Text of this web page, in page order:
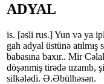
ADYAL
is. [əsli rus.] Yun və ya
gah adyal üstünə atılmış
babasına baxır.. Mir
döşənmiş tirədə uzanıb,
silkələdi. Ə.Əbülhəsən.